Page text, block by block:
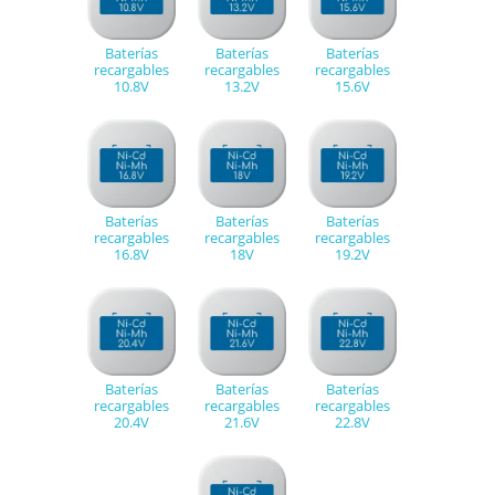
Baterías
recargables
10.8V
Baterías
recargables
13.2V
Baterías
recargables
15.6V
Baterías
recargables
16.8V
Baterías
recargables
18V
Baterías
recargables
19.2V
Baterías
recargables
20.4V
Baterías
recargables
21.6V
Baterías
recargables
22.8V